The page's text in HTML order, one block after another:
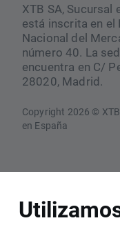
XTB SA, Sucursal
está inscrita en el
Nacional del
número 40. La
encuentra en C/
28020, Madrid.
Copyright 2026 ©
en España